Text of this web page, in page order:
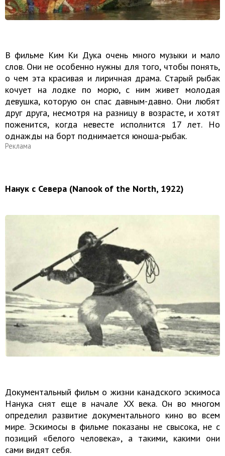
В фильме Ким Ки Дука очень много музыки и мало
слов. Они не особенно нужны для того, чтобы понять,
о чем эта красивая и лиричная драма. Старый рыбак
кочует на лодке по морю, с ним живет молодая
девушка, которую он спас давным-давно. Они любят
друг друга, несмотря на разницу в возрасте, и хотят
поженится, когда невесте исполнится 17 лет. Но
однажды на борт поднимается юноша-рыбак.
Реклама
Нанук с Севера (Nanook of the North, 1922)
Документальный фильм о жизни канадского эскимоса
Нанука снят еще в начале XX века. Он во многом
определил развитие документального кино во всем
мире. Эскимосы в фильме показаны не свысока, не с
позиций «белого человека», а такими, какими они
сами видят себя.